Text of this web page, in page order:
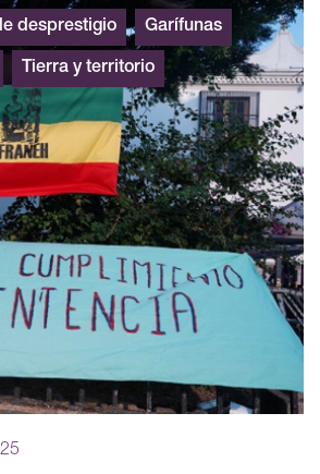
desprestigio Garífunas
Tierra y territorio